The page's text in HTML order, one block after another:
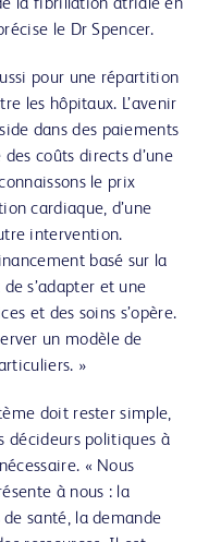
la fibrillation atriale en
le Dr Spencer.
pour une répartition
les hôpitaux. L’avenir
dans des paiements
coûts directs d’une
le prix
cardiaque, d’une
intervention.
basé sur la
s’adapter et une
et des soins s’opère.
un modèle de
»
doit rester simple,
décideurs politiques à
« Nous
à nous : la
santé, la demande